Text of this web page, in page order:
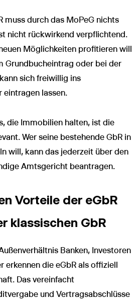
muss durch das MoPeG nichts
nicht rückwirkend verpflichtend.
Möglichkeiten profitieren will
Grundbucheintrag oder bei der
sich freiwillig ins
eintragen lassen.
die Immobilien halten, ist die
Wer seine bestehende GbR in
will, kann das jederzeit über den
Amtsgericht beantragen.
Vorteile der eGbR
klassischen GbR
Banken, Investoren
erkennen die eGbR als offiziell
Das vereinfacht
und Vertragsabschlüsse